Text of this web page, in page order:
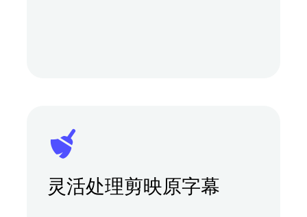
灵活处理剪映原字幕